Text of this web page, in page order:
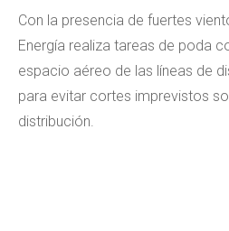
Con la presencia de fuertes
Energía realiza tareas de poda
espacio aéreo de las líneas de
para evitar cortes imprevistos
distribución.